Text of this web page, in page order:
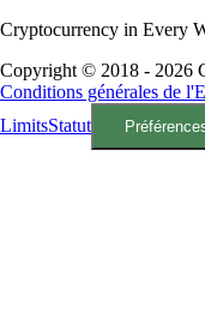
Cryptocurrency in Every
Copyright © 2018 - 2026
Conditions générales de
LimitsStatut